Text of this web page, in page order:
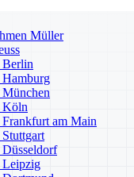
Müller
Berlin
Köln
am Main
Leipzig